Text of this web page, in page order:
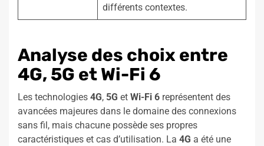
différents contextes.
Analyse des choix entre
4G, 5G et Wi-Fi 6
Les technologies 4G, 5G et Wi-Fi 6 représentent des
avancées majeures dans le domaine des connexions
sans fil, mais chacune possède ses propres
caractéristiques et cas d’utilisation. La 4G a été une